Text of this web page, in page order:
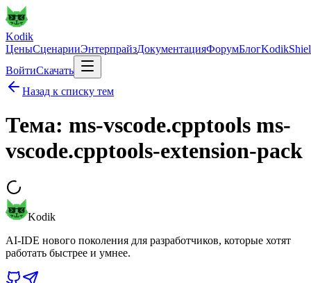
Kodik
ЦеныСценарииЭнтерпрайзДокументацияФорумБлог
ВойтиСкачать
Назад к списку тем
Тема: ms-vscode.cpptools ms-
vscode.cpptools-extension-pack
Kodik
AI-IDE нового поколения для разработчиков, которые хотят
работать быстрее и умнее.